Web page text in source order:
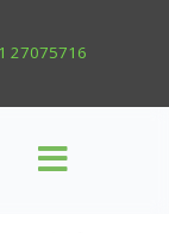
27075716